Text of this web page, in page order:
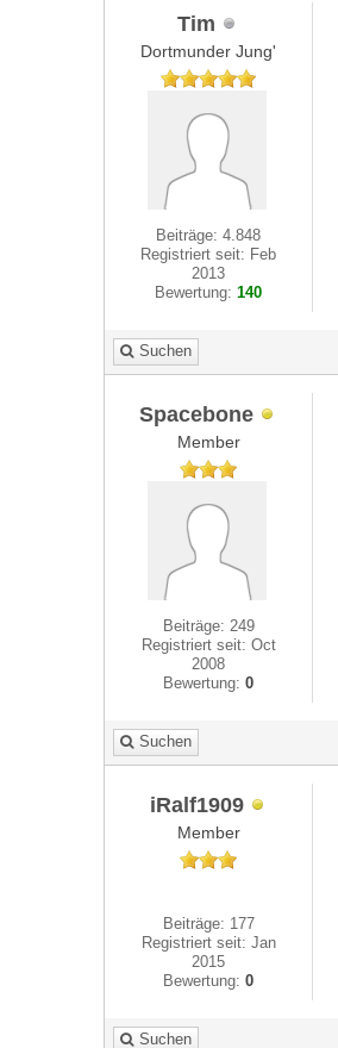
Tim
Dortmunder Jung'
Beiträge: 4.848
Registriert seit: Feb
2013
Bewertung:140
Suchen
Spacebone
Member
Beiträge: 249
Registriert seit: Oct
2008
Bewertung:0
Suchen
iRalf1909
Member
Beiträge: 177
Registriert seit: Jan
2015
Bewertung:0
Suchen